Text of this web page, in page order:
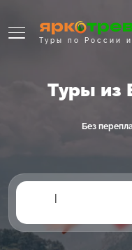
Туры по России
Туры из
Без
|